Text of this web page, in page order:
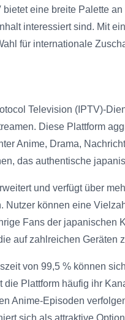
bietet eine breite Palette
interessiert sind. Mit
für internationale
Television (IPTV)-
Diese Plattform
Anime, Drama,
das authentische
und verfügt über
Nutzer können eine
Fans der japanischen
auf zahlreichen Geräten
von 99,5 % können
Plattform häufig ihr
Anime-Episoden